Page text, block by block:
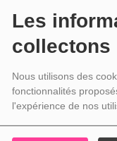
Les
collectons
Nous utilisons des
fonctionnalités
l'expérience de nos
VOTRE PUBLICITÉ